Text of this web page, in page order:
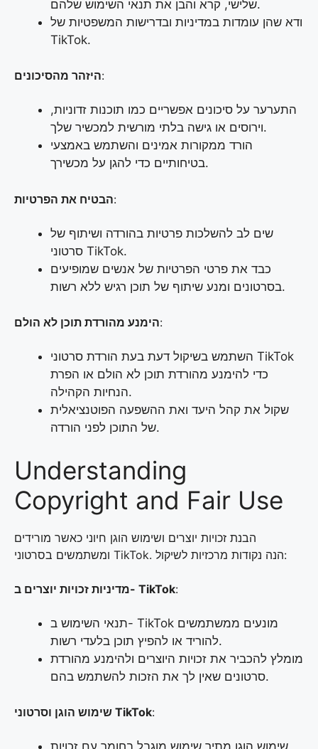
שלישי, קרא והבן את תנאי השימוש שלהם.
ודא שהן עומדות במדיניות ובדרישות המשפטיות של
TikTok.
היזהר מהסיכונים:
התערער על סיכונים אפשריים כמו תוכנות זדוניות,
וירוסים או גישה בלתי מורשית למכשיר שלך.
הורד ממקורות אמינים והשתמש באמצעי
בטיחותיים כדי להגן על מכשירך.
הבטיח את הפרטיות:
שים לב להשלכות פרטיות בהורדה ושיתוף של
סרטוני TikTok.
כבד את פרטי הפרטיות של אנשים שמופיעים
בסרטונים ומנע שיתוף של תוכן רגיש ללא רשות.
הימנע מהורדת תוכן לא הולם:
השתמש בשיקול דעת בעת הורדת סרטוני TikTok
כדי להימנע מהורדת תוכן לא הולם או הפרת
הנחיות הקהילה.
שקול את קהל היעד ואת ההשפעה הפוטנציאלית
של התוכן לפני הורדה.
Understanding
Copyright and Fair Use
הבנת זכויות יוצרים ושימוש הוגן חיוני כאשר מורידים
ומשתמשים בסרטוני TikTok. הנה נקודות מרכזיות לשיקול:
מדיניות זכויות יוצרים ב- TikTok:
תנאי השימוש ב- TikTok מונעים ממשתמשים
להוריד או להפיץ תוכן בלעדי רשות.
מומלץ להכביר את זכויות היוצרים ולהימנע מהורדת
סרטונים שאין לך את הזכות להשתמש בהם.
שימוש הוגן וסרטוני TikTok:
שימוש הוגן מתיר שימוש מוגבל בחומר עם זכויות